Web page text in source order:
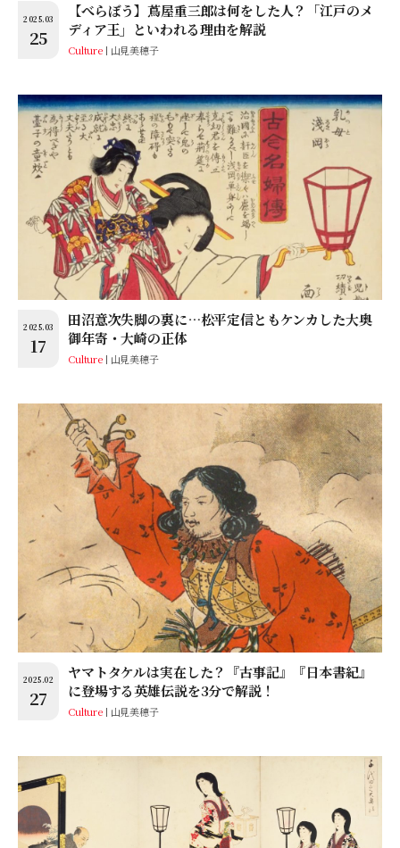
2025.03
25
【べらぼう】蔦屋重三郎は何をした人？「江戸のメ
ディア王」といわれる理由を解説
Culture 山見美穂子
2025.03
17
田沼意次失脚の裏に…松平定信ともケンカした大奥
御年寄・大崎の正体
Culture 山見美穂子
2025.02
27
ヤマトタケルは実在した？『古事記』『日本書紀』
に登場する英雄伝説を3分で解説！
Culture 山見美穂子